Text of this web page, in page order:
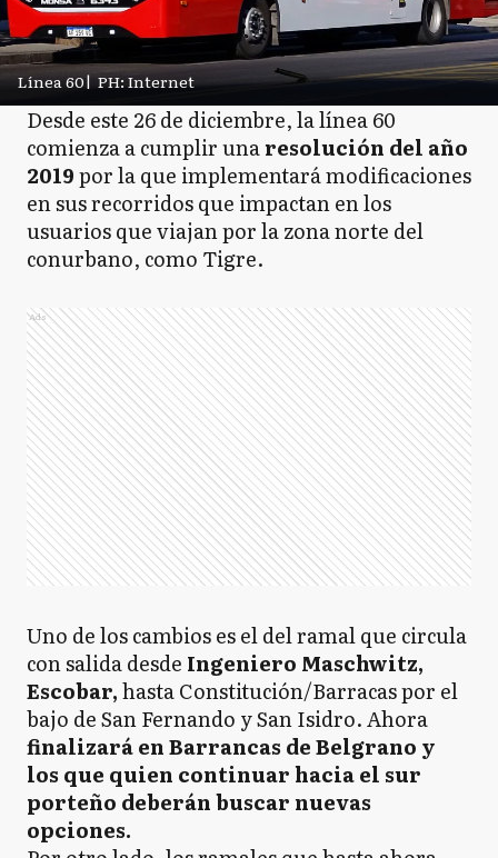
Línea 60| PH: Internet
Desde este 26 de diciembre, la línea 60
comienza a cumplir unaresolución del año
2019por la que implementará modificaciones
en sus recorridos que impactan en los
usuarios que viajan por la zona norte del
conurbano, como Tigre.
Ads
Uno de los cambios es el del ramal que circula
con salida desde Ingeniero Maschwitz,
Escobar,hasta Constitución/Barracas por el
bajo de San Fernando y San Isidro. Ahora
finalizará en Barrancas de Belgrano y
los que quien continuar hacia el sur
porteño deberán buscar nuevas
opciones.